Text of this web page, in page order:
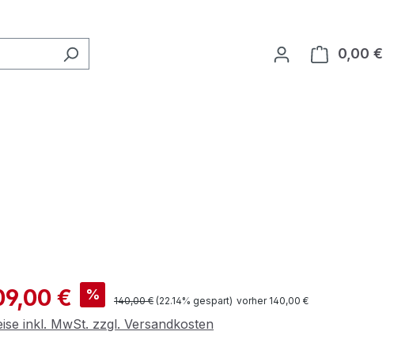
0,00 €
€ % Regulärer Preis:
140,00 € (22.14% gespart) vorher 140,00 €
inkl. MwSt. zzgl. Versandkosten